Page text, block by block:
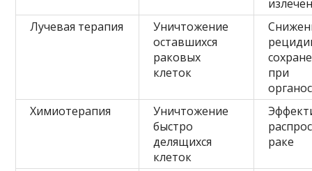
Лучевая терапия
Уничтожение
оставшихся
раковых
клеток
при
Химиотерапия
Уничтожение
быстро
делящихся
клеток
раке